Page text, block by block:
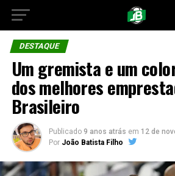
DESTAQUE
Um gremista e um
dos melhores
Brasileiro
Publicado 9 anos atrás em 12 de
Por João Batista Filho